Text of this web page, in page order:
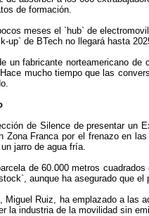
de formación.
meses el `hub` de
up` de BTech no llegará hasta
un fabricante norteamericano de
mucho tiempo que las
de Silence de presentar un
Zona Franca por el frenazo en
jarro de agua fría.
de 60.000 metros
aunque ha asegurado que el
Miguel Ruiz, ha emplazado a las
la industria de la movilidad sin